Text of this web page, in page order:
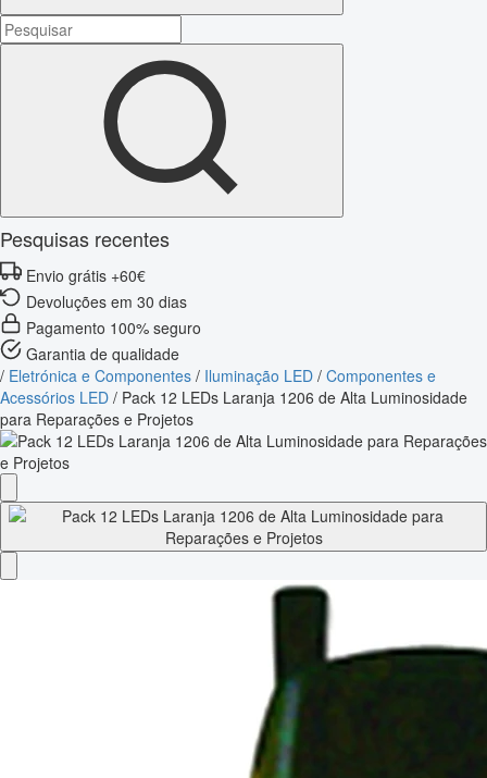
Pesquisas recentes
Envio grátis +60€
Devoluções em 30 dias
Pagamento 100% seguro
Garantia de qualidade
/ Eletrónica e Componentes / Iluminação LED / Componentes e
Acessórios LED / Pack 12 LEDs Laranja 1206 de Alta Luminosidade
para Reparações e Projetos